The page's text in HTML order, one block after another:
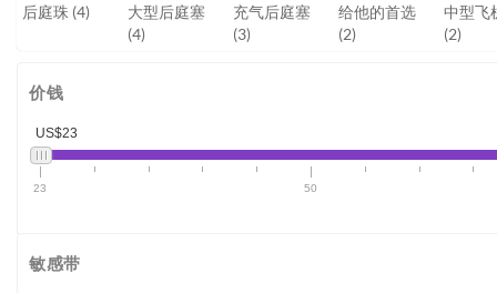
后庭珠 (4)
大型后庭塞
(4)
充气后庭塞
(3)
给他的首选
(2)
中型飞
(2)
价钱
US$23
23 50
敏感带